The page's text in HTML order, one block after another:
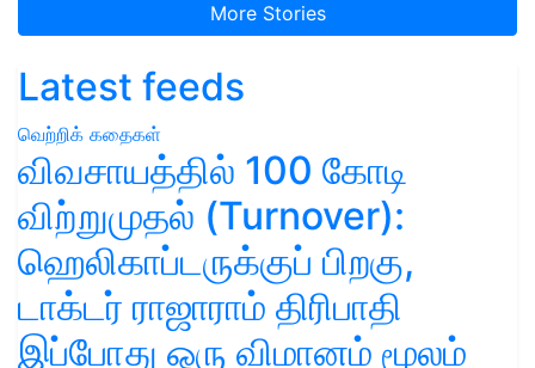
More Stories
Latest feeds
வெற்றிக் கதைகள்
விவசாயத்தில் 100 கோடி
விற்றுமுதல் (Turnover):
ஹெலிகாப்டருக்குப் பிறகு,
டாக்டர் ராஜாராம் திரிபாதி
இப்போது ஒரு விமானம் மூலம்